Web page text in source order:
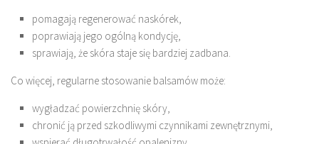
pomagają regenerować naskórek,
poprawiają jego ogólną kondycję,
sprawiają, że skóra staje się bardziej zadbana.
Co więcej, regularne stosowanie balsamów może:
wygładzać powierzchnię skóry,
chronić ją przed szkodliwymi czynnikami zewnętrznymi,